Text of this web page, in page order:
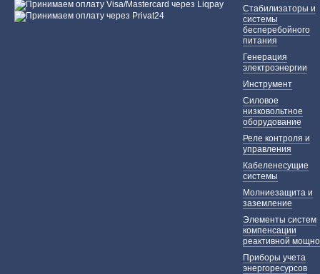
Стабилизаторы и
системы
бесперебойного
питания
Генерация
электроэнергии
Инструмент
Силовое
низковольтное
оборудование
Реле контроля и
управления
Кабеленесущие
системы
Молниезащита и
заземление
Элементы систем
компенсации
реактивной
Приборы учета
энергоресурсов